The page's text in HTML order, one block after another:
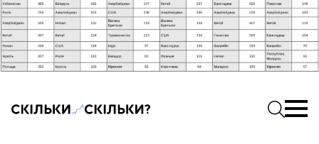
Скільки-скільки? — Медіа про суспільні даніПочати